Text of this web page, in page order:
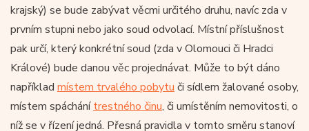
krajský) se bude zabývat věcmi určitého druhu, navíc zda v
prvním stupni nebo jako soud odvolací. Místní příslušnost
pak určí, který konkrétní soud (zda v Olomouci či Hradci
Králové) bude danou věc projednávat. Může to být dáno
například místem trvalého pobytu či sídlem žalované osoby,
místem spáchánítrestného činu, či umístěním nemovitosti, o
níž se v řízení jedná. Přesná pravidla v tomto směru stanoví